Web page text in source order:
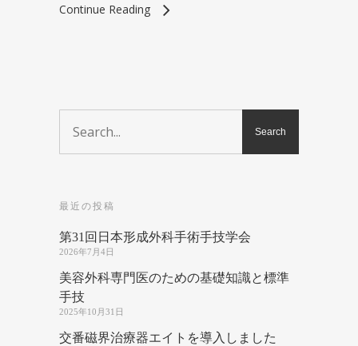
Continue Reading
最近の投稿
第31回日本形成外科手術手技学会
2026年7月4日
美容外科専門医のための基礎知識と標準
手技
2025年10月31日
交番磁界治療器エイトを導入しました